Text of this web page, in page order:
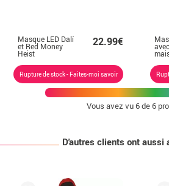
Masque LED Dalí
et Red Money
Heist
22.99€
Rupture de stock - Faites-moi savoir
Vous avez vu6de 6
D'autres clients ont aussi